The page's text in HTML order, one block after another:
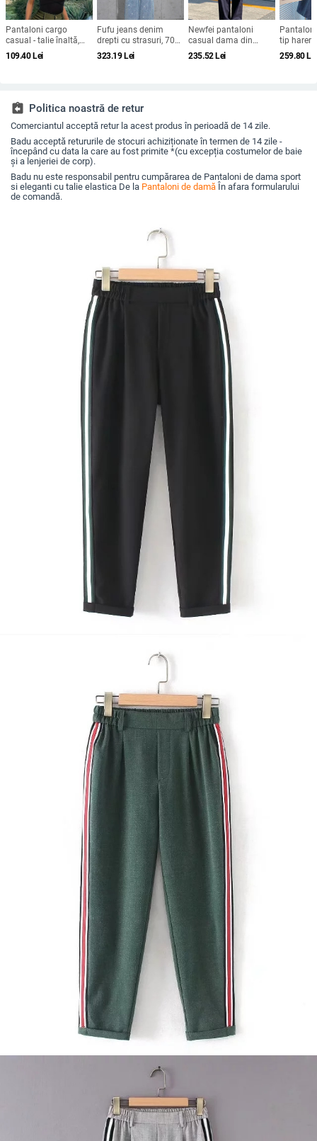
Pantaloni cargo
casual - talie înaltă,
croială Capri largă, stil
de lucru, țesătură
109.40Lei
Fufu jeans denim
drepti cu strasuri, 70–
80% bumbac, <30%
spandex, talie medie
323.19Lei
Newfei pantaloni
casual dama din
bumbac cu talie înaltă,
croială strânsă, stil
235.52Lei
tip
înaltă,
cinci
259.80Lei
assignment_return Politica noastră de retur
Comerciantul acceptă retur la acest produs în perioadă de 14 zile.
Badu acceptă retururile de stocuri achiziționate în termen de 14 zile -
începând cu data la care au fost primite *(cu excepția costumelor de baie
și a lenjeriei de corp).
Badu nu este responsabil pentru cumpărarea de Pantaloni de dama sport
si eleganti cu talie elastica De la Pantaloni de damă În afara formularului
de comandă.